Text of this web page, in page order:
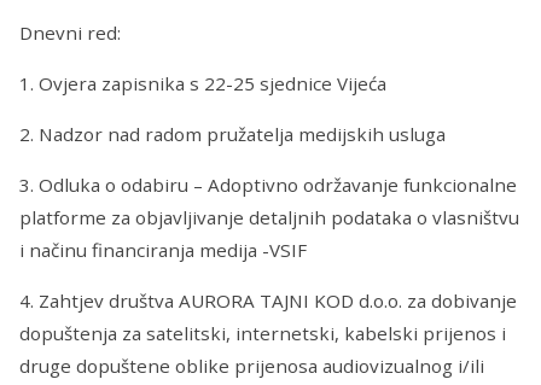
Dnevni red:
1. Ovjera zapisnika s 22-25 sjednice Vijeća
2. Nadzor nad radom pružatelja medijskih usluga
3. Odluka o odabiru – Adoptivno održavanje funkcionalne
platforme za objavljivanje detaljnih podataka o vlasništvu
i načinu financiranja medija -VSIF
4. Zahtjev društva AURORA TAJNI KOD d.o.o. za dobivanje
dopuštenja za satelitski, internetski, kabelski prijenos i
druge dopuštene oblike prijenosa audiovizualnog i/ili